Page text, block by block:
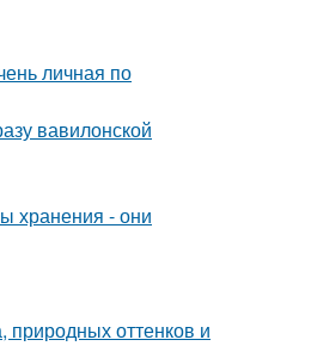
личная по
вавилонской
хранения - они
оттенков и